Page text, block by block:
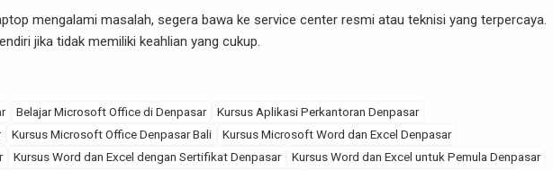
mengalami masalah, segera bawa ke service center resmi atau teknisi yang terpercaya.
jika tidak memiliki keahlian yang cukup.
Belajar Microsoft Office di Denpasar
Kursus Aplikasi Perkantoran Denpasar
Kursus Microsoft Office Denpasar Bali
Kursus Microsoft Word dan Excel Denpasar
Kursus Word dan Excel dengan Sertifikat Denpasar
Kursus Word dan Excel untuk Pemula Denpasar